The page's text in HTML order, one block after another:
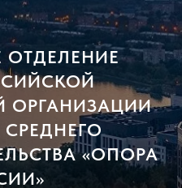
ОТДЕЛЕНИЕ
ОРГАНИЗАЦИИ
«ОПОРА